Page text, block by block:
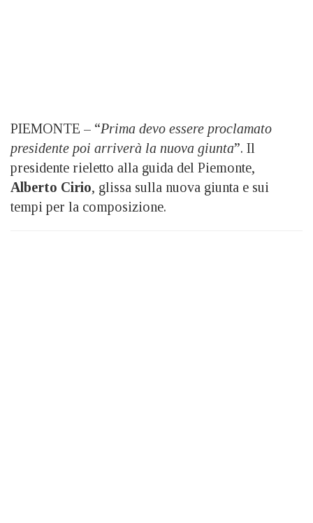
PIEMONTE – “Prima devo essere proclamato
presidente poi arriverà la nuova giunta”. Il
presidente rieletto alla guida del Piemonte,
Alberto Cirio, glissa sulla nuova giunta e sui
tempi per la composizione.